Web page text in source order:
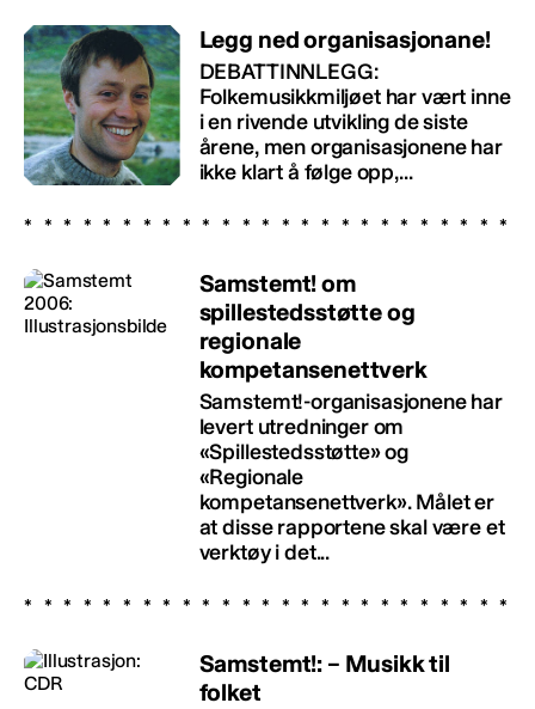
Legg ned organisasjonane!
DEBATTINNLEGG:
Folkemusikkmiljøet har vært inne
i en rivende utvikling de siste
årene, men organisasjonene har
ikke klart å følge opp,...
Samstemt! om
spillestedsstøtte og
regionale
kompetansenettverk
Samstemt!-organisasjonene har
levert utredninger om
«Spillestedsstøtte» og
«Regionale
kompetansenettverk». Målet er
at disse rapportene skal være et
verktøy i det...
Samstemt!: – Musikk til
folket